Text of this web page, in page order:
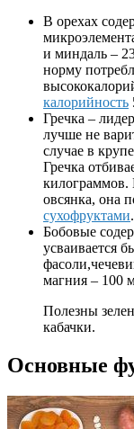
В орехах
и миндаль –
норму
калорийность
Гречка –
лучше не
случае в
Гречка
килограммов.
овсянка, она
сухофруктами.
Бобовые
усваивается
магния – 100
Полезны
кабачки.
Основные